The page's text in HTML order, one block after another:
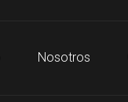
Nosotros